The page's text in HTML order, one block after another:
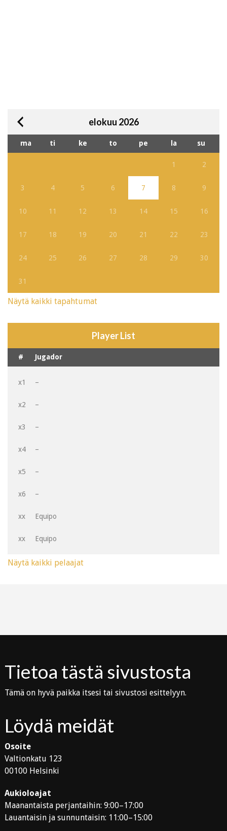
elokuu 2026
ma ti ke to pe la su
1 2
3 4 5 6 7 8 9
10 11 12 13 14 15 16
17 18 19 20 21 22 23
24 25 26 27 28 29 30
31
Näytä kaikki tapahtumat
Player List
# Jugador
x1 –
x2 –
x3 –
x4 –
x5 –
x6 –
xx Equipo
xx Equipo
Näytä kaikki pelaajat
Tietoa tästä sivustosta
Tämä on hyvä paikka itsesi tai sivustosi esittelyyn.
Löydä meidät
Osoite
Valtionkatu 123
00100 Helsinki
Aukioloajat
Maanantaista perjantaihin: 9:00–17:00
Lauantaisin ja sunnuntaisin: 11:00–15:00